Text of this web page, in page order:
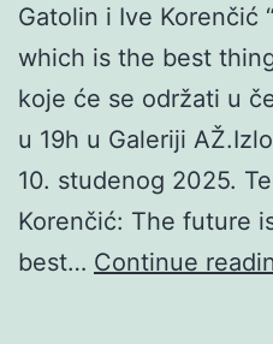
Gatolin i Ive Korenčić
which is the best
koje će se održati u
u 19h u Galeriji
10. studenog 2025.
Korenčić: The future
best… Continue